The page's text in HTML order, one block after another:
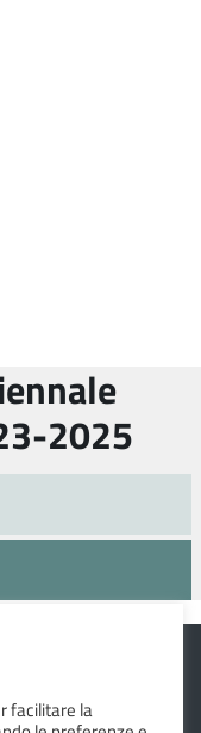
2025
facilitare la